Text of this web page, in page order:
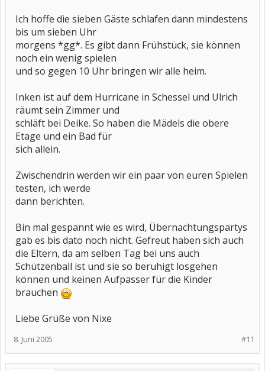
Ich hoffe die sieben Gäste schlafen dann mindestens
bis um sieben Uhr
morgens *gg*. Es gibt dann Frühstück, sie können
noch ein wenig spielen
und so gegen 10 Uhr bringen wir alle heim.
Inken ist auf dem Hurricane in Schessel und Ulrich
räumt sein Zimmer und
schläft bei Deike. So haben die Mädels die obere
Etage und ein Bad für
sich allein.
Zwischendrin werden wir ein paar von euren Spielen
testen, ich werde
dann berichten.
Bin mal gespannt wie es wird, Übernachtungspartys
gab es bis dato noch nicht. Gefreut haben sich auch
die Eltern, da am selben Tag bei uns auch
Schützenball ist und sie so beruhigt losgehen
können und keinen Aufpasser für die Kinder
brauchen
Liebe Grüße von Nixe
#11
8. Juni 2005